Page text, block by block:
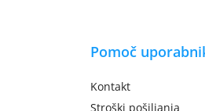
Pomoč
Kontakt
Stroški pošiljanja